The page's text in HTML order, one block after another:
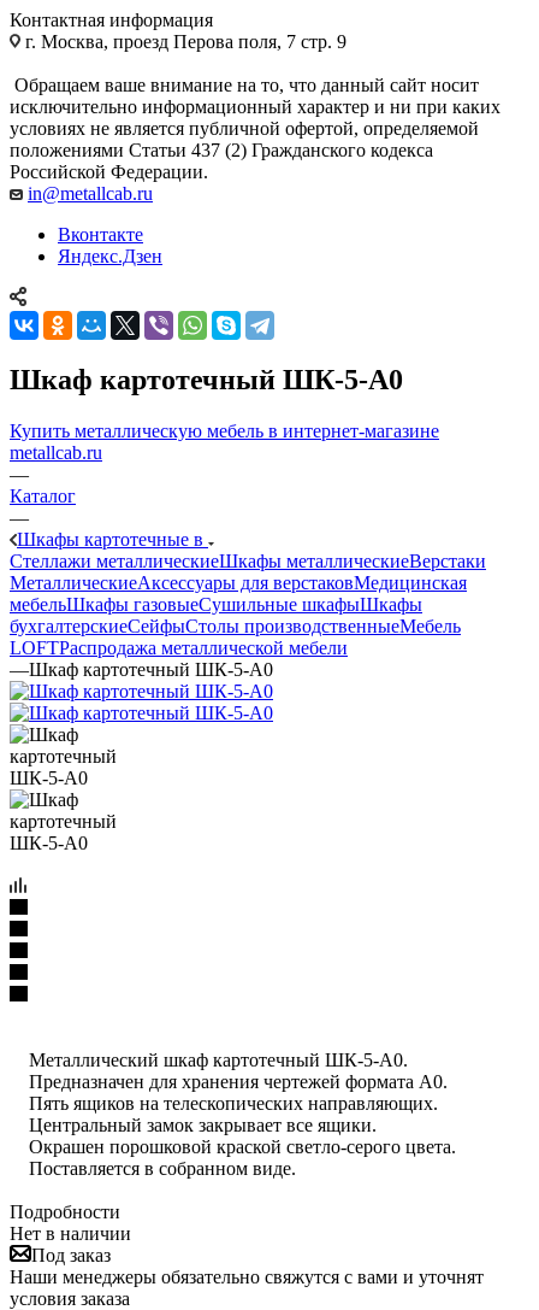
Контактная информация
г. Москва, проезд Перова поля, 7 стр. 9
Обращаем ваше внимание на то, что данный сайт носит
исключительно информационный характер и ни при каких
условиях не является публичной офертой, определяемой
положениями Статьи 437 (2) Гражданского кодекса
Российской Федерации.
in@metallcab.ru
Вконтакте
Яндекс.Дзен
Шкаф картотечный ШК-5-А0
Купить металлическую мебель в интернет-магазине
metallcab.ru
—
Каталог
—
Шкафы картотечные в
Стеллажи металлическиеШкафы металлическиеВерстаки
МеталлическиеАксессуары для верстаковМедицинская
мебельШкафы газовыеСушильные шкафыШкафы
бухгалтерскиеСейфыСтолы производственныеМебель
LOFTРаспродажа металлической мебели
—Шкаф картотечный ШК-5-А0
Металлический шкаф картотечный ШК-5-А0.
Предназначен для хранения чертежей формата А0.
Пять ящиков на телескопических направляющих.
Центральный замок закрывает все ящики.
Окрашен порошковой краской светло-серого цвета.
Поставляется в собранном виде.
Подробности
Нет в наличии
Под заказ
Наши менеджеры обязательно свяжутся с вами и уточнят
условия заказа